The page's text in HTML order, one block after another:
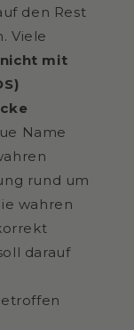
den Rest
Viele
mit
Name
rund um
wahren
darauf